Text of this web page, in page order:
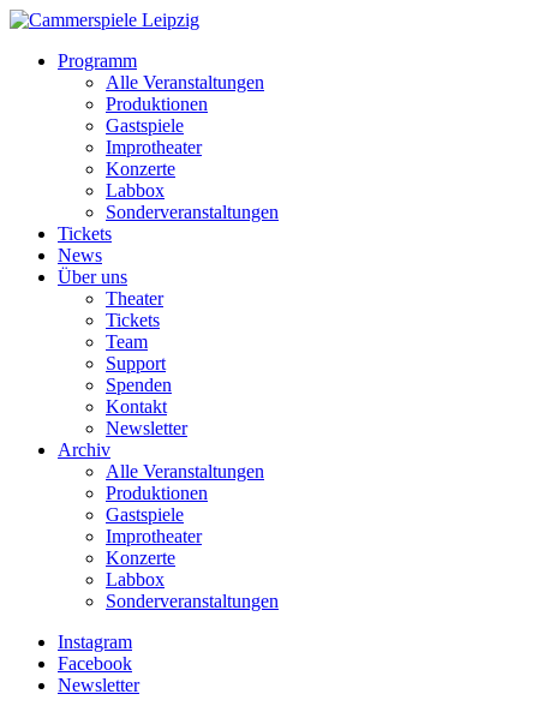
Programm
Alle Veranstaltungen
Produktionen
Gastspiele
Improtheater
Konzerte
Labbox
Sonderveranstaltungen
Tickets
News
Über uns
Theater
Tickets
Team
Support
Spenden
Kontakt
Newsletter
Archiv
Alle Veranstaltungen
Produktionen
Gastspiele
Improtheater
Konzerte
Labbox
Sonderveranstaltungen
Instagram
Facebook
Newsletter